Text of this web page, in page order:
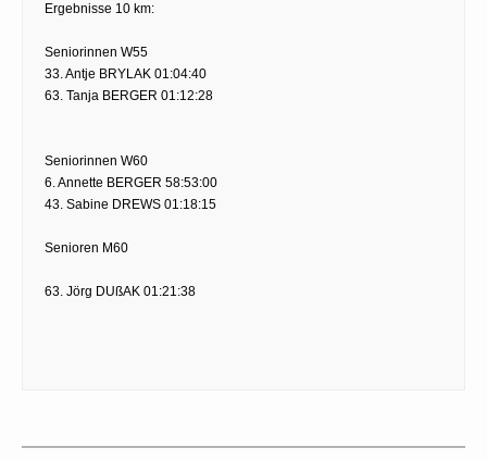
Ergebnisse 10 km:
Seniorinnen W55
33. Antje BRYLAK 01:04:40
63. Tanja BERGER 01:12:28
Seniorinnen W60
6. Annette BERGER 58:53:00
43. Sabine DREWS 01:18:15
Senioren M60
63. Jörg DUßAK 01:21:38